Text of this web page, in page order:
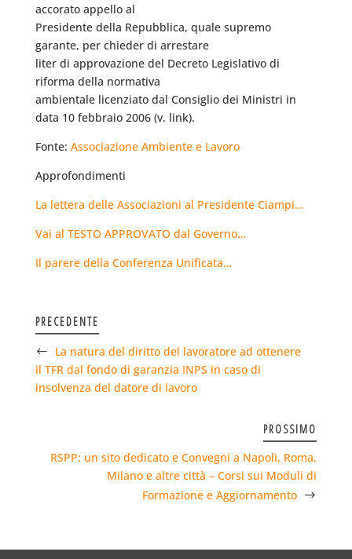
accorato appello al
Presidente della Repubblica, quale supremo
garante, per chieder di arrestare
liter di approvazione del Decreto Legislativo di
riforma della normativa
ambientale licenziato dal Consiglio dei Ministri in
data 10 febbraio 2006 (v. link).
Fonte: Associazione Ambiente e Lavoro
Approfondimenti
La lettera delle Associazioni al Presidente Ciampi…
Vai al TESTO APPROVATO dal Governo…
Il parere della Conferenza Unificata…
PRECEDENTE
La natura del diritto del lavoratore ad ottenere
il TFR dal fondo di garanzia INPS in caso di
insolvenza del datore di lavoro
PROSSIMO
RSPP: un sito dedicato e Convegni a Napoli, Roma,
Milano e altre città – Corsi sui Moduli di
Formazione e Aggiornamento